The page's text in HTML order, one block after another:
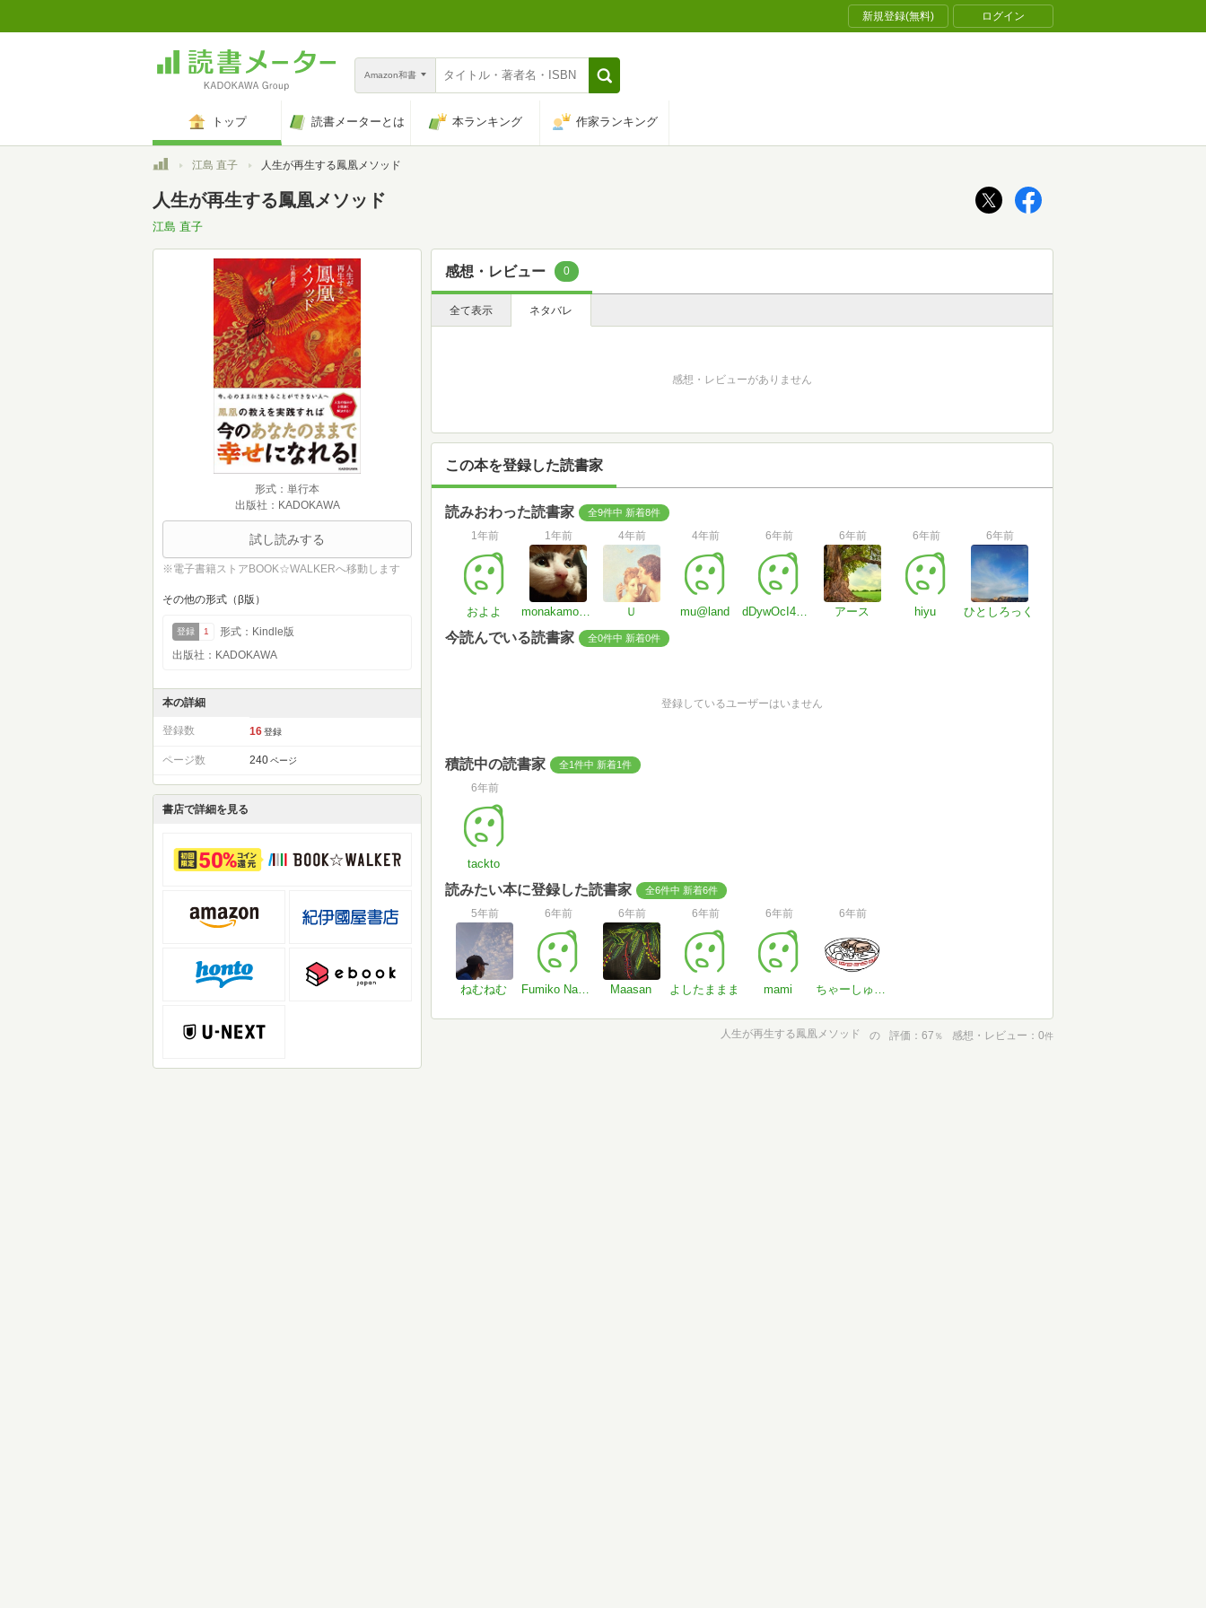
新規登録(無料) ログイン
Amazon和書
トップ 読書メーターとは 本ランキング 作家ランキング
トップ江島 直子 人生が再生する鳳凰メソッド
人生が再生する鳳凰メソッド
江島 直子
形式：単行本
出版社：KADOKAWA
試し読みする
※電子書籍ストアBOOK☆WALKERへ移動します
その他の形式（β版）
登録 1
形式：Kindle版
出版社：KADOKAWA
本の詳細
登録数 16 登録
ページ数 240 ページ
書店で詳細を見る
感想・レビュー 0
全て表示 ネタバレ
感想・レビューがありません
この本を登録した読書家
読みおわった読書家 全9件中 新着8件
1年前
およよ
1年前
monakamonnie
4年前
Ｕ
4年前
mu@land
6年前
dDywOcI4HrSUgDB
6年前
アース
6年前
hiyu
6年前
ひとしろっく
今読んでいる読書家 全0件中 新着0件
登録しているユーザーはいません
積読中の読書家 全1件中 新着1件
6年前
tackto
読みたい本に登録した読書家 全6件中 新着6件
5年前
ねむねむ
6年前
Fumiko Nanato
6年前
Maasan
6年前
よしたままま
6年前
mami
6年前
ちゃーしゅー(17年生)
人生が再生する鳳凰メソッド の 評価 67 ％ 感想・レビュー 0件